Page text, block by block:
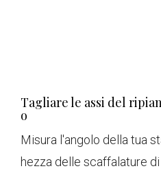
Tagliare le assi del
o
Misura l'angolo della tua
hezza delle scaffalature di